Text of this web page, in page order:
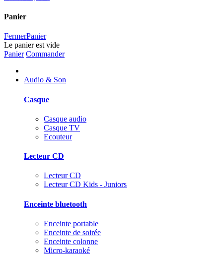
Panier
FermerPanier
Le panier est vide
Panier Commander
Audio & Son
Casque
Casque audio
Casque TV
Ecouteur
Lecteur CD
Lecteur CD
Lecteur CD Kids - Juniors
Enceinte bluetooth
Enceinte portable
Enceinte de soirée
Enceinte colonne
Micro-karaoké